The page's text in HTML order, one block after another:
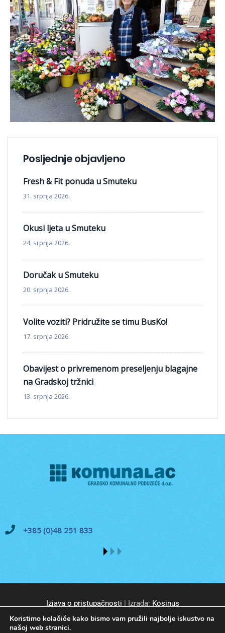
Posljednje objavljeno
Fresh & Fit ponuda u Smuteku
31. srpnja 2026.
Okusi ljeta u Smuteku
24. srpnja 2026.
Doručak u Smuteku
20. srpnja 2026.
Volite voziti? Pridružite se timu BusKo!
17. srpnja 2026.
Obavijest o privremenom preseljenju blagajne
na Gradskoj tržnici
13. srpnja 2026.
+385 (0)48 251 833
Izjava o pristupačnosti | Izrada: Kosinus
Koristimo kolačiće kako bismo vam pružili najbolje iskustvo na
našoj web stranici.